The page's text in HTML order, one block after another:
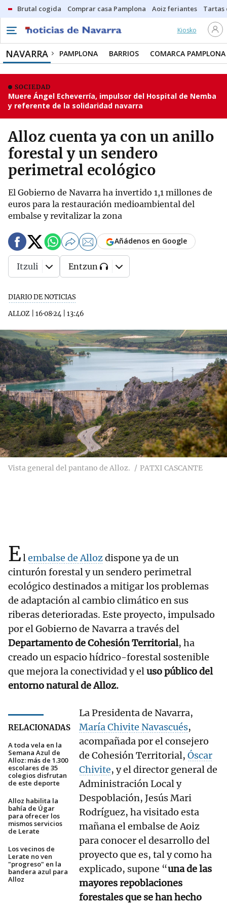
Brutal cogida Comprar casa Pamplona Aoiz feriantes Tartas
Kiosko
NAVARRA PAMPLONA BARRIOS COMARCA PAMPLONA
SOCIEDAD
Muere Ángel Echeverría, impulsor del Hospital de Nemba
y referente de la solidaridad navarra
Alloz cuenta ya con un anillo
forestal y un sendero
perimetral ecológico
El Gobierno de Navarra ha invertido 1,1 millones de
euros para la restauración medioambiental del
embalse y revitalizar la zona
DIARIO DE NOTICIAS
ALLOZ
16·08·24 13:46
Añádenos en Google
Itzuli Entzun
Vista general del pantano de Alloz. PATXI CASCANTE
Elembalse de Allozdispone ya de un
cinturón forestal y un sendero perimetral
ecológico destinados a mitigar los problemas
de adaptación al cambio climático en sus
riberas deterioradas. Este proyecto, impulsado
por el Gobierno de Navarra a través del
Departamento de Cohesión Territorial, ha
creado un espacio hídrico-forestal sostenible
que mejora la conectividad y eluso público del
entorno natural de Alloz.
RELACIONADAS
A toda vela en la
Semana Azul de
Alloz: más de 1.300
escolares de 35
colegios disfrutan
de este deporte
Alloz habilita la
bahía de Úgar
para ofrecer los
mismos servicios
de Lerate
Los vecinos de
Lerate no ven
"progreso" en la
bandera azul para
Alloz
La Presidenta de Navarra,
María Chivite Navascués,
acompañada por el consejero
de Cohesión Territorial, Óscar
Chivite, y el director general de
Administración Local y
Despoblación, Jesús Mari
Rodríguez, ha visitado esta
mañana el embalse de Aoiz
para conocer el desarrollo del
proyecto que es, tal y como ha
explicado, supone “una de las
mayores repoblaciones
forestales que se han hecho